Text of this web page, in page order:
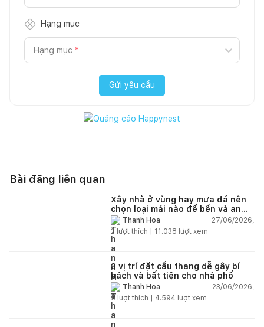
Hạng mục
Hạng mục *
Gửi yêu cầu
Bài đăng liên quan
Xây nhà ở vùng hay mưa đá nên
chọn loại mái nào để bền và an
toàn?Thanh Hoa
27/06/2026,
2 lượt thích | 11.038 lượt xem
3 vị trí đặt cầu thang dễ gây bí
bách và bất tiện cho nhà phố
Thanh Hoa
23/06/2026,
5 lượt thích | 4.594 lượt xem